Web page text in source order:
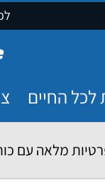
לכל החיים
מלאה עם